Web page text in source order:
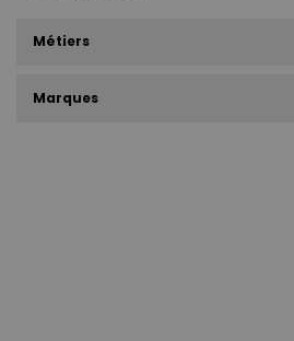
Métiers
Marques